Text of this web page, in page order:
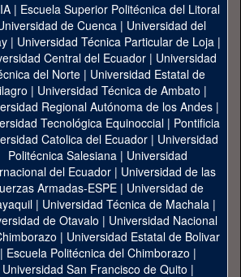
| Escuela Superior Politécnica del Litoral
de Cuenca| Universidad del
| Universidad Técnica Particular de Loja|
Central del Ecuador| Universidad
del Norte | Universidad Estatal de
| Universidad Técnica de Ambato |
Regional Autónoma de los Andes|
Tecnológica Equinoccial| Pontificia
Catolica del Ecuador | Universidad
Politécnica Salesiana | Universidad
del Ecuador | Universidad de las
Armadas-ESPE | Universidad de
| Universidad Técnica de Machala|
de Otavalo | Universidad Nacional
| Universidad Estatal de Bolivar
| Escuela Politécnica del Chimborazo |
Universidad San Francisco de Quito |